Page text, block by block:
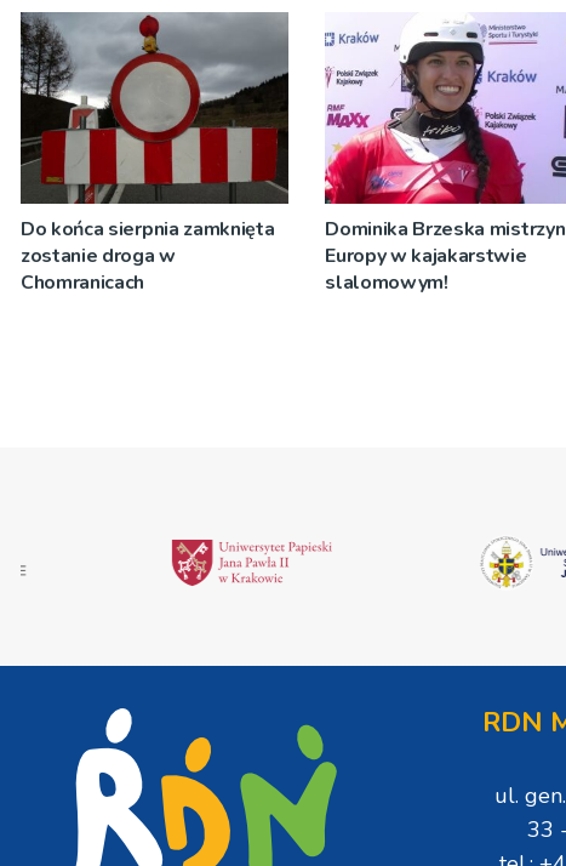
Do końca sierpnia zamknięta
zostanie droga w
Chomranicach
Dominika Brzeska
Europy w kajakarstwie
slalomowym!
RDN
ul.
33